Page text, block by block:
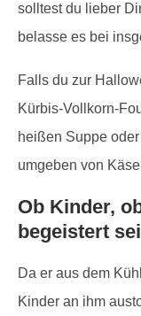
solltest du lieber
belasse es bei
Falls du zur
Kürbis-Vollkorn-
heißen Suppe
umgeben von
Ob Kinder,
begeistert
Da er aus dem
Kinder an ihm